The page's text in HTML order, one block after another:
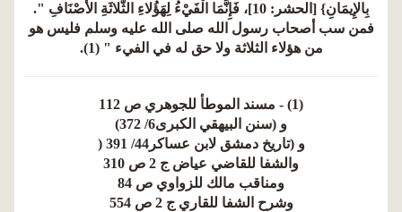
بِالإِيمَانِ} [الحشر: 10]، فَإِنَّمَا الْفَيْءُ لِهَؤُلاءِ الثَّلاثَةِ الأَصْنَافِ ".
فمن سب أصحاب رسول الله صلى الله عليه وسلم فليس هو
من هؤلاء الثلاثة ولا حق له في الفيء " (1).
(1) - مسند الموطأ للجوهري ص 112
و (سنن البيهقي الكبرى6/ 372)
و (تاريخ دمشق لابن عساكر44/ 391 (
والشفا للقاضي عياض ج 2 ص 310
ومناقب مالك للزواوي ص 84
وشرح الشفا للقاري ج 2 ص 554